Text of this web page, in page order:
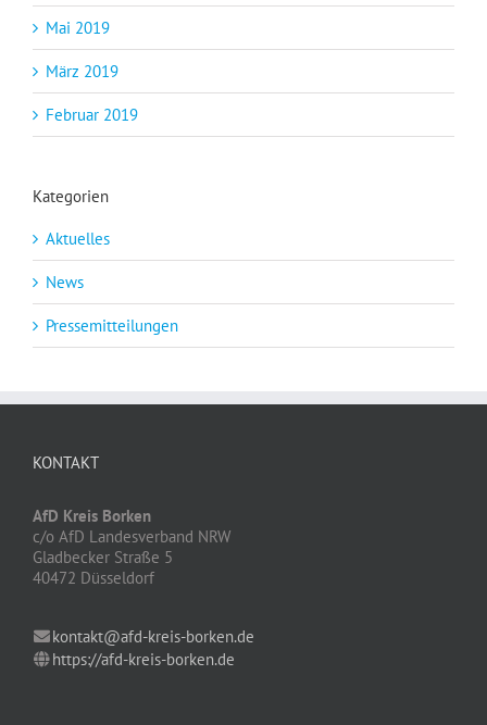
Mai 2019
März 2019
Februar 2019
Kategorien
Aktuelles
News
Pressemitteilungen
KONTAKT
AfD Kreis Borken
c/o AfD Landesverband NRW
Gladbecker Straße 5
40472 Düsseldorf
kontakt@afd-kreis-borken.de
https://afd-kreis-borken.de